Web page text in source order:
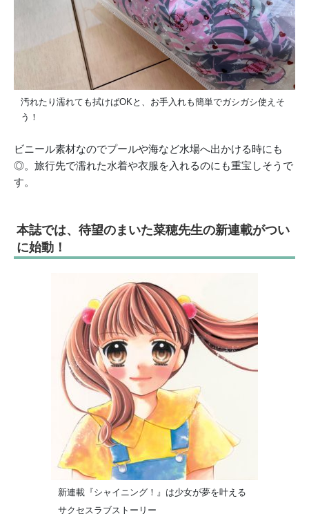
汚れたり濡れても拭けばOKと、お手入れも簡単でガシガシ使えそ
う！
ビニール素材なのでプールや海など水場へ出かける時にも
◎。旅行先で濡れた水着や衣服を入れるのにも重宝しそうで
す。
本誌では、待望のまいた菜穂先生の新連載がつい
に始動！
新連載『シャイニング！』は少女が夢を叶える
サクセスラブストーリー